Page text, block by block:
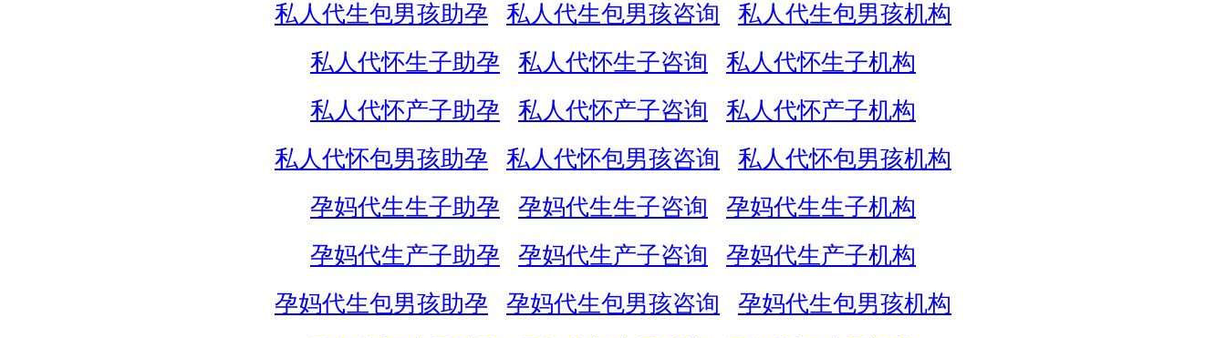
私人代生包男孩助孕
私人代生包男孩咨询
私人代生包男孩机构
私人代怀生子助孕
私人代怀生子咨询
私人代怀生子机构
私人代怀产子助孕
私人代怀产子咨询
私人代怀产子机构
私人代怀包男孩助孕
私人代怀包男孩咨询
私人代怀包男孩机构
孕妈代生生子助孕
孕妈代生生子咨询
孕妈代生生子机构
孕妈代生产子助孕
孕妈代生产子咨询
孕妈代生产子机构
孕妈代生包男孩助孕
孕妈代生包男孩咨询
孕妈代生包男孩机构